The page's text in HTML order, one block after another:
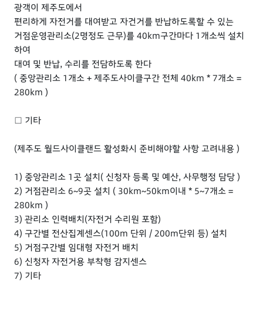
광객이 제주도에서
편리하게 자전거를 대여받고 자건거를 반납하도록할 수 있는
거점운영관리소(2명정도 근무)를 40km구간마다 1개소씩 설치
하여
대여 및 반납, 수리를 전담하도록 한다
( 중앙관리소 1개소 + 제주도사이클구간 전체 40km * 7개소 =
280km )
□ 기타
(제주도 월드사이클랜드 활성화시 준비해야할 사항 고려내용 )
1) 중앙관리소 1곳 설치( 신청자 등록 및 예산, 사무행정 담당 )
2) 거점관리소 6~9곳 설치 ( 30km~50km이내 * 5~7개소 =
280km )
3) 관리소 인력배치(자전거 수리원 포함)
4) 구간별 전산집계센스(100m 단위 / 200m단위 등) 설치
5) 거점구간별 임대형 자전거 배치
6) 신청자 자전거용 부착형 감지센스
7) 기타